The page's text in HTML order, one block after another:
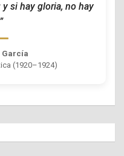
y si hay gloria, no hay
García
(1920–1924)